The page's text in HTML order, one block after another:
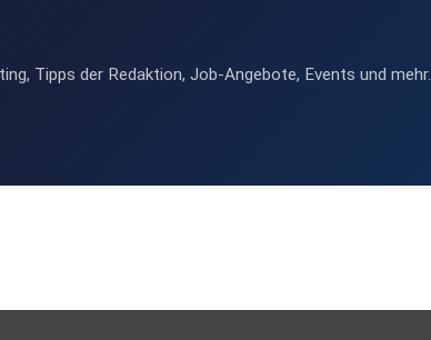
Tipps der Redaktion, Job-Angebote, Events und mehr.